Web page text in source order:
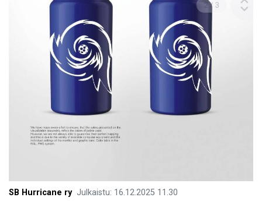
SB Hurricane ry Julkaistu: 16.12.2025 11.30